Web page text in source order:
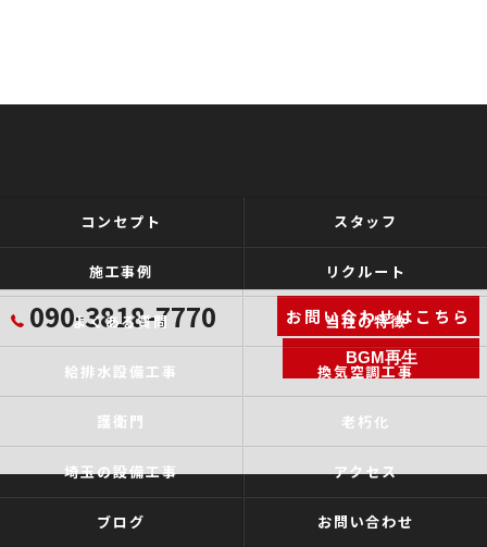
090-3818-7770 お問い合わせはこちら
BGM再生
コンセプト スタッフ
施工事例 リクルート
よくある質問 当社の特徴
給排水設備工事 換気空調工事
護衛門 老朽化
埼玉の設備工事 アクセス
ブログ お問い合わせ